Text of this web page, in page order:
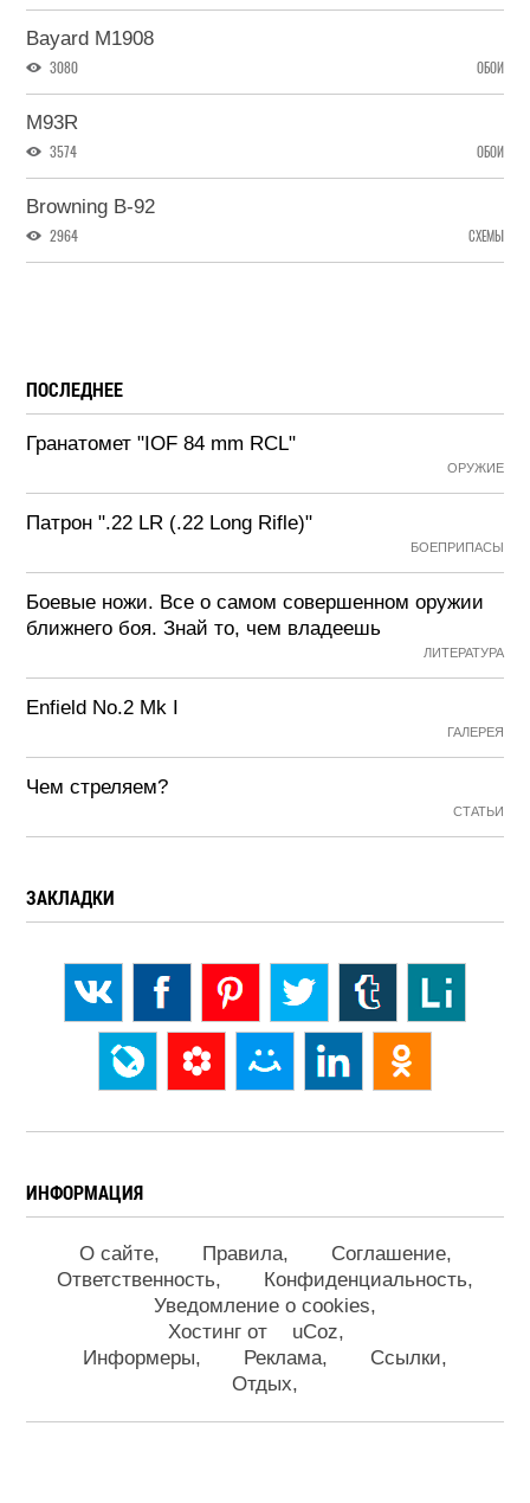
Bayard M1908
3080 ОБОИ
M93R
3574 ОБОИ
Browning B-92
2964 СХЕМЫ
ПОСЛЕДНЕЕ
Гранатомет "IOF 84 mm RCL"
ОРУЖИЕ
Патрон ".22 LR (.22 Long Rifle)"
БОЕПРИПАСЫ
Боевые ножи. Все о самом совершенном оружии
ближнего боя. Знай то, чем владеешь
ЛИТЕРАТУРА
Enfield No.2 Mk I
ГАЛЕРЕЯ
Чем стреляем?
СТАТЬИ
ЗАКЛАДКИ
ИНФОРМАЦИЯ
О сайте Правила
Соглашение
Ответственность
Конфиденциальность
Уведомление о cookies
Хостинг от
uCoz
Информеры
Реклама
Ссылки
Отдых